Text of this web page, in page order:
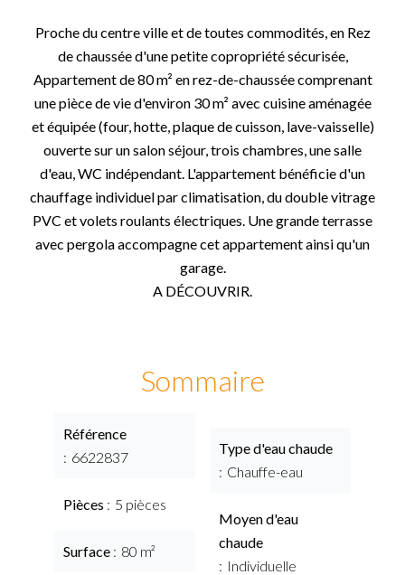
Proche du centre ville et de toutes commodités, en Rez
de chaussée d'une petite copropriété sécurisée,
Appartement de 80 m² en rez-de-chaussée comprenant
une pièce de vie d'environ 30 m² avec cuisine aménagée
et équipée (four, hotte, plaque de cuisson, lave-vaisselle)
ouverte sur un salon séjour, trois chambres, une salle
d'eau, WC indépendant. L'appartement bénéficie d'un
chauffage individuel par climatisation, du double vitrage
PVC et volets roulants électriques. Une grande terrasse
avec pergola accompagne cet appartement ainsi qu'un
garage.
A DÉCOUVRIR.
Sommaire
Référence
6622837
Pièces 5 pièces
Surface 80 m²
Type d'eau chaude
Chauffe-eau
Moyen d'eau
chaude
Individuelle